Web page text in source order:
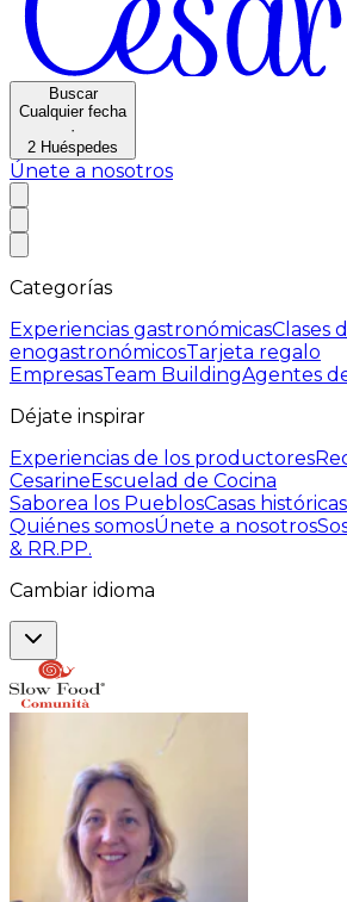
Buscar
Cualquier fecha
·
2 Huéspedes
Únete a nosotros
Categorías
Experiencias gastronómicasClases
enogastronómicosTarjeta regalo
EmpresasTeam BuildingAgentes
Déjate inspirar
Experiencias de los productores
CesarineEscuelad de Cocina
Saborea los PueblosCasas históricas
Quiénes somosÚnete a nosotros
& RR.PP.
Cambiar idioma